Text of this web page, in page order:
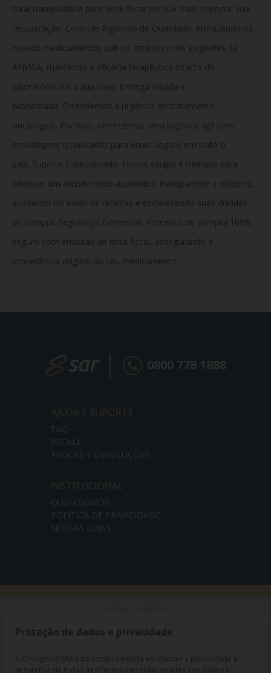
total tranquilidade para você focar no que mais importa: sua
recuperação. Controle Rigoroso de Qualidade: Armazenamos
nossos medicamentos sob os critérios mais exigentes da
ANVISA, mantendo a eficácia terapêutica intacta do
laboratório até a sua casa. Entrega Rápida e
Monitorada: Entendemos a urgência do tratamento
oncológico. Por isso, oferecemos uma logística ágil com
embalagens qualificadas para envio seguro em todo o
país. Suporte Especializado: Nossa equipe é treinada para
oferecer um atendimento acolhedor, transparente e eficiente,
auxiliando no envio de receitas e esclarecendo suas dúvidas
de compra. Segurança Comercial: Processo de compra 100%
seguro com emissão de nota fiscal, assegurando a
procedência original do seu medicamento.
0800 778 1888
AJUDA E SUPORTE
FAQ
RECALL
TROCAS E DEVOLUÇÕES
INSTITUCIONAL
QUEM SOMOS
POLÍTICA DE PRIVACIDADE
NOSSAS LOJAS
Proteção de dados e privacidade
A Oncoprod/SAR está comprometida em manter a privacidade e
segurança de todas as informações relacionadas aos dados e